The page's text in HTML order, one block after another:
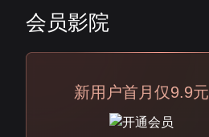
会员影院
新用户首月仅9.9元